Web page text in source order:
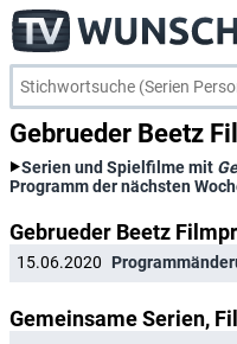
Gebrueder Beetz
Serien und Spielfilme mit
Programm der nächsten
Gebrueder Beetz
15.06.2020
Gemeinsame Serien,